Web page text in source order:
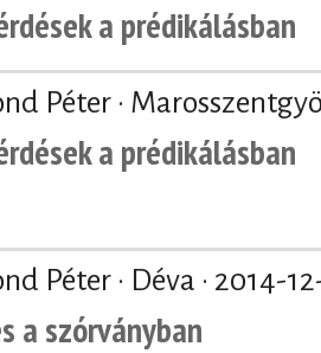
a prédikálásban
Péter ·
a prédikálásban
Péter · Déva · 2014-
a szórványban